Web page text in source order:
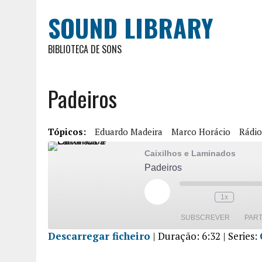
SOUND LIBRARY
BIBLIOTECA DE SONS
Padeiros
Tópicos: Eduardo Madeira Marco Horácio
Caixilhos e Laminados
Padeiros
1x
SUBSCREVER
Descarregar ficheiro | Duração: 6:32 | Series: